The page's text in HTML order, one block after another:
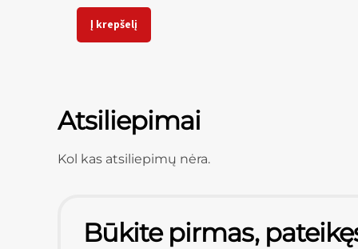
Į krepšelį
Atsiliepimai
Kol kas atsiliepimų nėra.
Būkite pirmas,